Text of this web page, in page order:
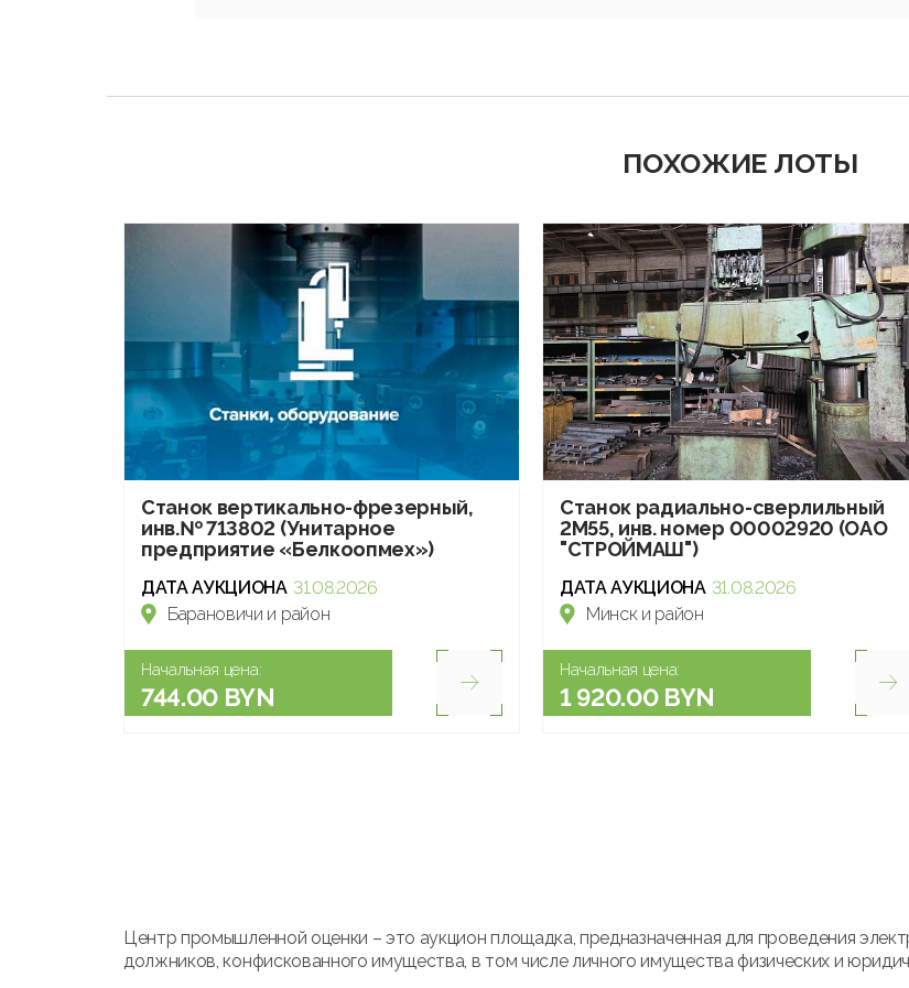
ПОХОЖИЕ ЛОТЫ
Станок вертикально-фрезерный,
инв.№ 713802 (Унитарное
предприятие «Белкоопмех»)
ДАТА АУКЦИОНА 31.08.2026
Барановичи и район
Начальная цена:
744.00 BYN
Станок радиально-сверлильный
2М55, инв. номер 00002920 (ОАО
"СТРОЙМАШ")
ДАТА АУКЦИОНА 31.08.2026
Минск и район
Начальная цена:
1 920.00 BYN
Центр промышленной оценки – это аукцион площадка, предназначенная для проведения
должников, конфискованного имущества, в том числе личного имущества физических и